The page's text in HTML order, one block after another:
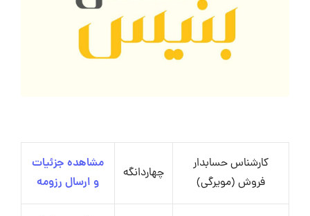
کارشناس حسابدار
فروش (مویرگی)
چهاردانگه
مشاهده جزئیات
و ارسال رزومه